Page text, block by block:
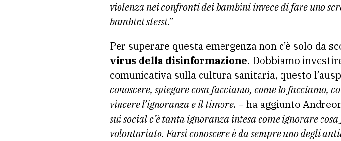
violenza nei confronti dei bambini invece di fare uno
bambini stessi.”
Per superare questa emergenza non c’è solo da
virus della disinformazione. Dobbiamo
comunicativa sulla cultura sanitaria, questo
conoscere, spiegare cosa facciamo, come lo facciamo,
vincere l’ignoranza e il timore. – ha aggiunto
sui social c’è tanta ignoranza intesa come ignorare
volontariato. Farsi conoscere è da sempre uno degli